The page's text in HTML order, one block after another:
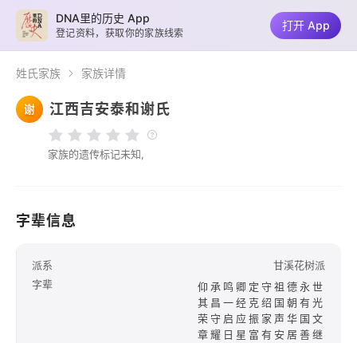
姓氏家族 家族详情
谢 江西吉安泰和谢氏
家族的遗传标记未知,
字辈信息
派系
甘溪花树派
字辈
仰承鸣卿定守祖德永世
其昌一经克绍国朝有光
荣守启应振家声华国文
章耀日星富有安居善继
DNA里的历史 App
登记资料，获取你的家族线索
打开 App